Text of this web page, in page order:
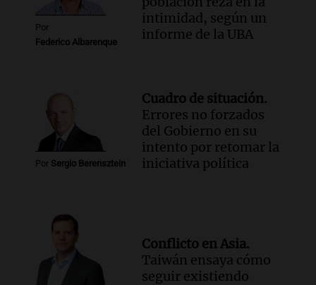
Por
Federico Albarenque
intimidad, según un
informe de la UBA
Por Sergio Berensztein
Cuadro de situación.
Errores no forzados
del Gobierno en su
intento por retomar la
iniciativa política
Conflicto en Asia.
Taiwán ensaya cómo
seguir existiendo